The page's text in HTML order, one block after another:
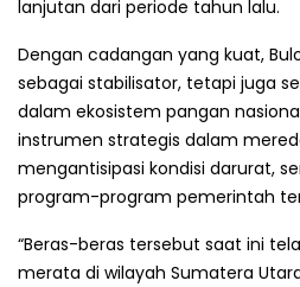
lanjutan dari periode tahun lalu.
Dengan cadangan yang kuat,
sebagai stabilisator, tetapi juga
dalam ekosistem pangan
instrumen strategis dalam
mengantisipasi kondisi darurat,
program-program pemerintah
“Beras-beras tersebut saat ini
merata di wilayah Sumatera